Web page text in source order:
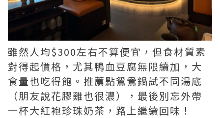
雖然人均$300左右不算便宜，但食材質素
對得起價格，尤其鴨血豆腐無限續加，大
食量也吃得飽。推薦點鴛鴦鍋試不同湯底
（朋友說花膠雞也很濃），最後別忘外帶
一杯大紅袍珍珠奶茶，路上繼續回味！